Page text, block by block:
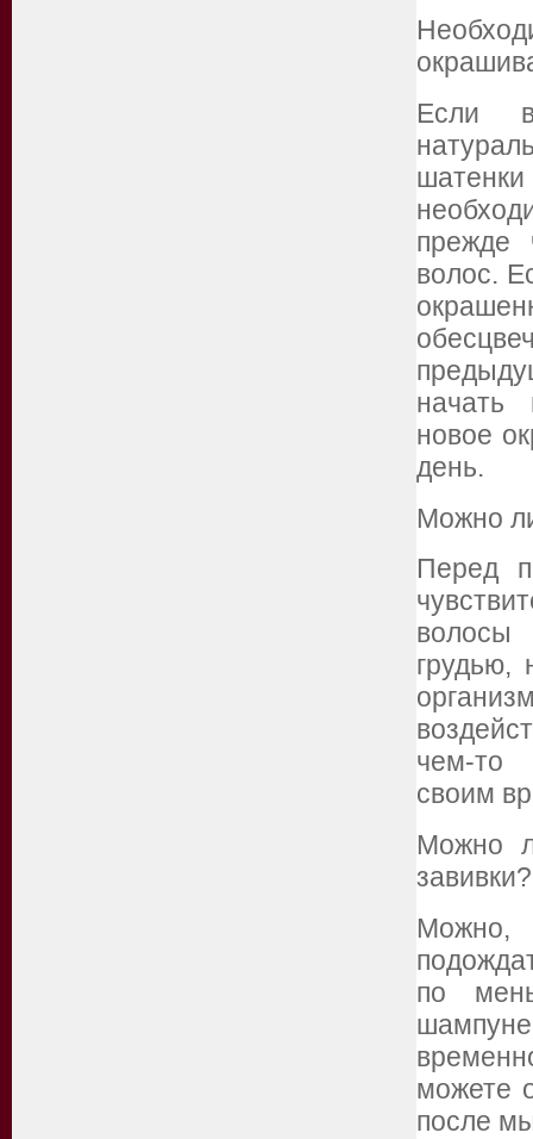
Если
прежде
волос.
начать
новое
день.
Можно
Перед
волосы
грудью,
чем-то
своим
Можно
завивки?
по
можете
после